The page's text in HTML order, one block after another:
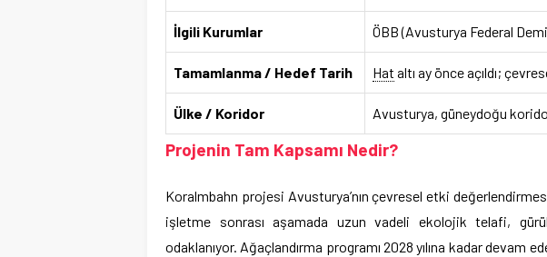
İlgili Kurumlar ÖBB (Avusturya Federal
Tamamlanma / Hedef Tarih Hat altı ay önce açıldı;
Ülke / Koridor Avusturya, güneydoğu
Projenin Tam Kapsamı Nedir?
Koralmbahn projesi Avusturya’nın çevresel etki
işletme sonrası aşamada uzun vadeli ekolojik telafi,
odaklanıyor. Ağaçlandırma programı 2028 yılına kadar devam